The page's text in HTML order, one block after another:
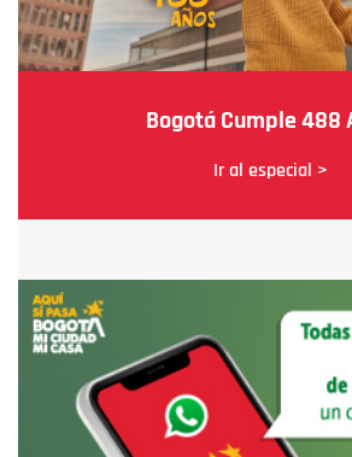
Bogotá Cumple 488
Ir al especial >